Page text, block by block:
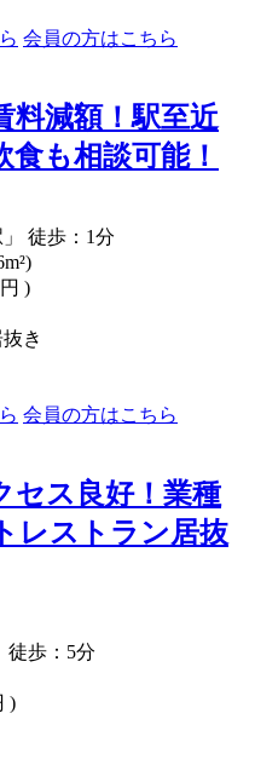
会員の方はこちら
料減額！駅至近
も相談可能！
徒歩：1分
)
抜き
会員の方はこちら
セス良好！業種
レストラン居抜
徒歩：5分
)